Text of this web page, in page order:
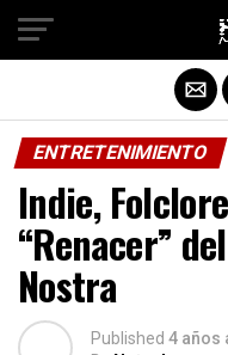
ENTRETENIMIENTO
Indie,
“Renacer”
Nostra
Published 4 años
Salir